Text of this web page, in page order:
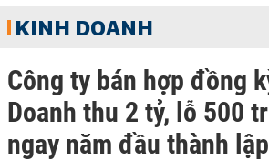
KINH DOANH
Công ty bán hợp đồng
Doanh thu 2 tỷ, lỗ 500
ngay năm đầu thành lập